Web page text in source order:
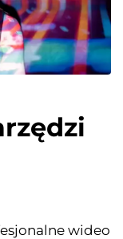
wideo